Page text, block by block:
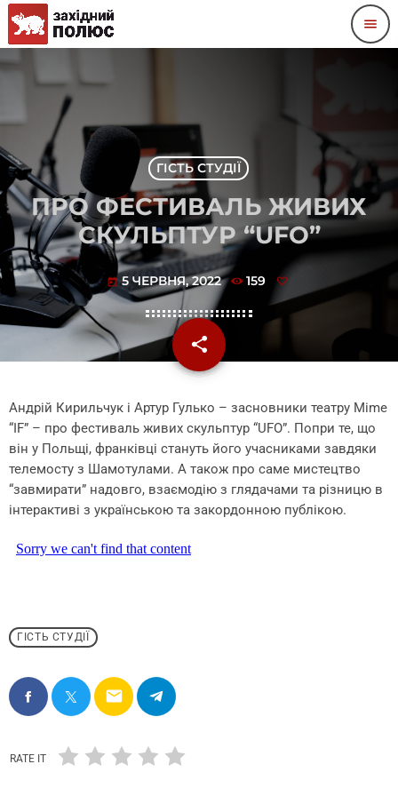
menu
ГІСТЬ СТУДІЇ
ПРО ФЕСТИВАЛЬ ЖИВИХ
СКУЛЬПТУР “UFO”
today 5 ЧЕРВНЯ, 2022 159
share
email
Андрій Кирильчук і Артур Гулько – засновники театру Mime
“IF” – про фестиваль живих скульптур “UFO”. Попри те, що
він у Польщі, франківці стануть його учасниками завдяки
телемосту з Шамотулами. А також про саме мистецтво
“завмирати” надовго, взаємодію з глядачами та різницю в
інтерактиві з українською та закордонною публікою.
ГІСТЬ СТУДІЇ
email
RATE IT